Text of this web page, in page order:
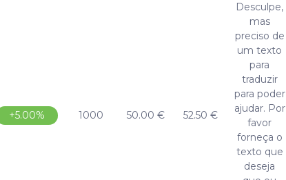
+5.00% 1000 50.00 € 52.50 €
Desculpe,
mas
preciso de
um texto
para
traduzir
para poder
ajudar. Por
favor
forneça o
texto que
deseja